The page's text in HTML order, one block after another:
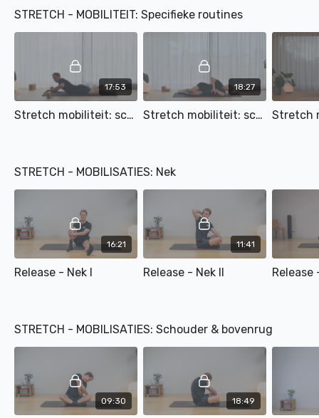
los met Matthias. Kies een
specifieke lichaamszone
STRETCH - MOBILITEIT: Specifieke routines
17:53
Stretch mobiliteit: schouder exorotatie - retractie
18:27
Stretch mobiliteit: schouder exo-endorotatie
STRETCH - MOBILISATIES: Nek
16:21
Release - Nek I
11:41
Release - Nek II Release
STRETCH - MOBILISATIES: Schouder & bovenrug
09:30 18:49